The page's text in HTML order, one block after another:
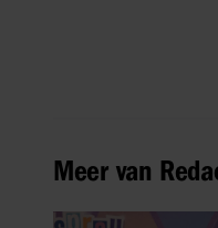
Meer van